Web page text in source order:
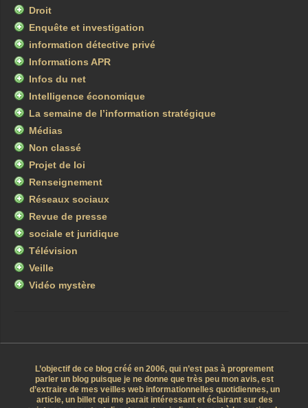
Droit
Enquête et investigation
information détective privé
Informations APR
Infos du net
Intelligence économique
La semaine de l’information stratégique
Médias
Non classé
Projet de loi
Renseignement
Réseaux sociaux
Revue de presse
sociale et juridique
Télévision
Veille
Vidéo mystère
L’objectif de ce blog créé en 2006, qui n’est pas à proprement
parler un blog puisque je ne donne que très peu mon avis, est
d’extraire de mes veilles web informationnelles quotidiennes, un
article, un billet qui me parait intéressant et éclairant sur des